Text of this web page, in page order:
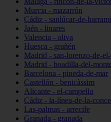
Murcia - mazarrón
Cádiz - sanlúcar-de-
Jaén - linares
Valencia - oliva
Huesca - grañén
Madrid - san-lorenzo-de-
Madrid - boadilla-del-
Barcelona - pineda-de-mar
Castellón - benicàssim
Alicante - el-campello
Cádiz - la-línea-de-la-
Las-palmas - arrecife
Granada - granada